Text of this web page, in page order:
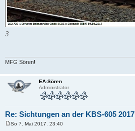
3
MFG Sören!
EA-Sören
Administrator
Re: Sichtungen an der KBS-605 2017
So 7. Mai 2017, 23:40